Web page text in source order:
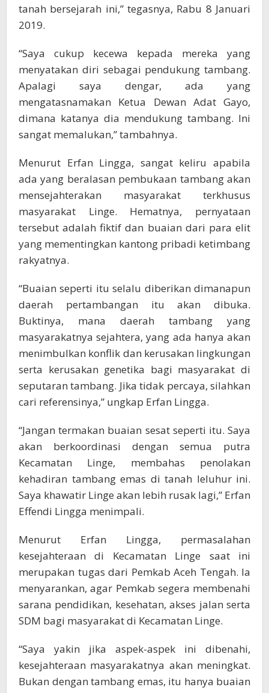
tanah bersejarah ini,” tegasnya, Rabu 8 Januari
2019.
“Saya cukup kecewa kepada mereka yang
menyatakan diri sebagai pendukung tambang.
Apalagi saya dengar, ada yang
mengatasnamakan Ketua Dewan Adat Gayo,
dimana katanya dia mendukung tambang. Ini
sangat memalukan,” tambahnya.
Menurut Erfan Lingga, sangat keliru apabila
ada yang beralasan pembukaan tambang akan
mensejahterakan masyarakat terkhusus
masyarakat Linge. Hematnya, pernyataan
tersebut adalah fiktif dan buaian dari para elit
yang mementingkan kantong pribadi ketimbang
rakyatnya.
“Buaian seperti itu selalu diberikan dimanapun
daerah pertambangan itu akan dibuka.
Buktinya, mana daerah tambang yang
masyarakatnya sejahtera, yang ada hanya akan
menimbulkan konflik dan kerusakan lingkungan
serta kerusakan genetika bagi masyarakat di
seputaran tambang. Jika tidak percaya, silahkan
cari referensinya,” ungkap Erfan Lingga.
“Jangan termakan buaian sesat seperti itu. Saya
akan berkoordinasi dengan semua putra
Kecamatan Linge, membahas penolakan
kehadiran tambang emas di tanah leluhur ini.
Saya khawatir Linge akan lebih rusak lagi,” Erfan
Effendi Lingga menimpali.
Menurut Erfan Lingga, permasalahan
kesejahteraan di Kecamatan Linge saat ini
merupakan tugas dari Pemkab Aceh Tengah. Ia
menyarankan, agar Pemkab segera membenahi
sarana pendidikan, kesehatan, akses jalan serta
SDM bagi masyarakat di Kecamatan Linge.
“Saya yakin jika aspek-aspek ini dibenahi,
kesejahteraan masyarakatnya akan meningkat.
Bukan dengan tambang emas, itu hanya buaian